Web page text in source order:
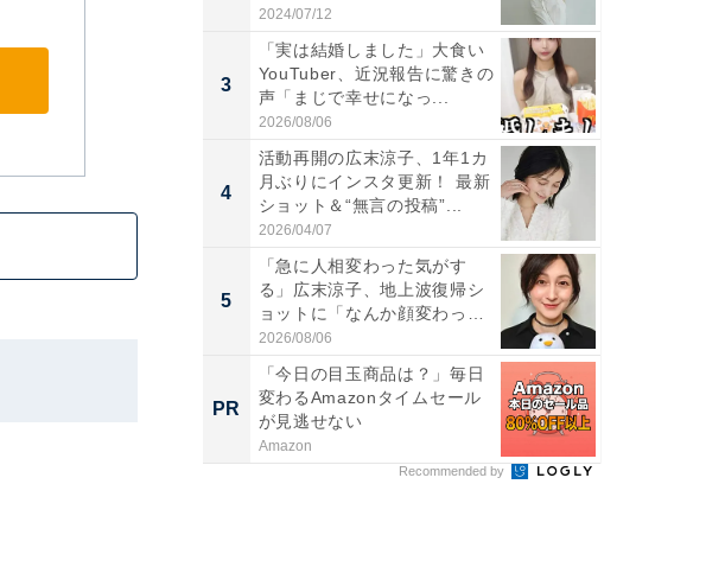
「透...
2024/07/12
3
「実は結婚しました」大食い
YouTuber、近況報告に驚きの
声「まじで幸せになっ...
2026/08/06
4
活動再開の広末涼子、1年1カ
月ぶりにインスタ更新！ 最新
ショット＆“無言の投稿”...
2026/04/07
5
「急に人相変わった気がす
る」広末涼子、地上波復帰シ
ョットに「なんか顔変わっ
た」の...
2026/08/06
PR
「今日の目玉商品は？」毎日
変わるAmazonタイムセール
が見逃せない
Amazon
Recommended by